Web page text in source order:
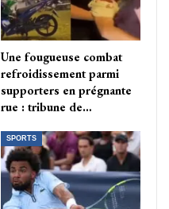
Une fougueuse combat
refroidissement parmi
supporters en prégnante
rue : tribune de…
SPORTS